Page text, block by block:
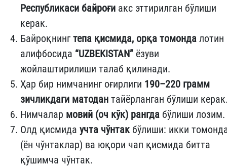
Республикаси байроғи акс эттирилган бўлиши
керак.
Байроқнинг тепа қисмида, орқа томонда лотин
алифбосида “UZBEKISTAN” ёзуви
жойлаштирилиши талаб қилинади.
Ҳар бир нимчанинг оғирлиги 190–220 грамм
зичликдаги матодан тайёрланган бўлиши
Нимчалар мовий (оч кўк) рангда бўлиши лозим.
Олд қисмида учта чўнтак бўлиши: икки
(ён чўнтаклар) ва юқори чап қисмида битта
қўшимча чўнтак.